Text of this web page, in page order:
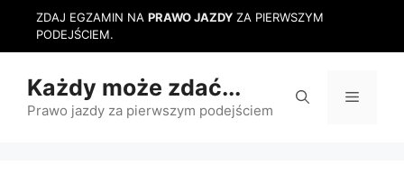
Przejdź
treści
ZDAJ EGZAMIN NA PRAWO JAZDY ZA PIERWSZYM
PODEJŚCIEM.
Każdy może zdać...
Prawo jazdy za pierwszym podejściem
Menu